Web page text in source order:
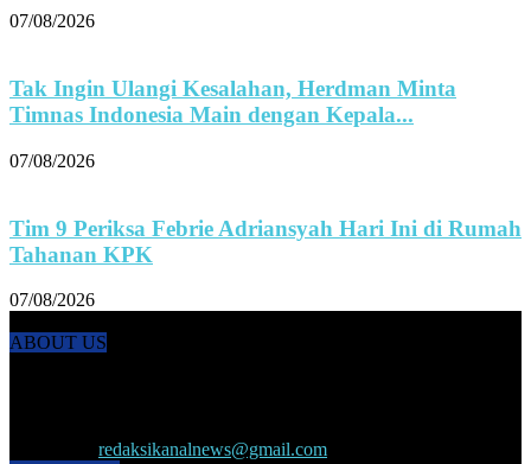
07/08/2026
Tak Ingin Ulangi Kesalahan, Herdman Minta
Timnas Indonesia Main dengan Kepala...
07/08/2026
Tim 9 Periksa Febrie Adriansyah Hari Ini di Rumah
Tahanan KPK
07/08/2026
ABOUT US
redaksikanalnews@gmail.com